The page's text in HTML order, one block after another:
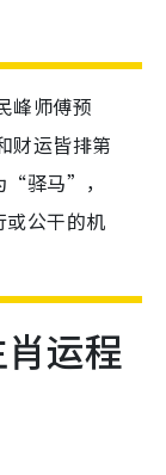
峰师傅预
财运皆排第
“驿马”，
公干的机
运程